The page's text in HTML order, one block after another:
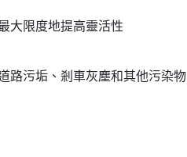
大限度地提高靈活性
路污垢、剎車灰塵和其他污染物